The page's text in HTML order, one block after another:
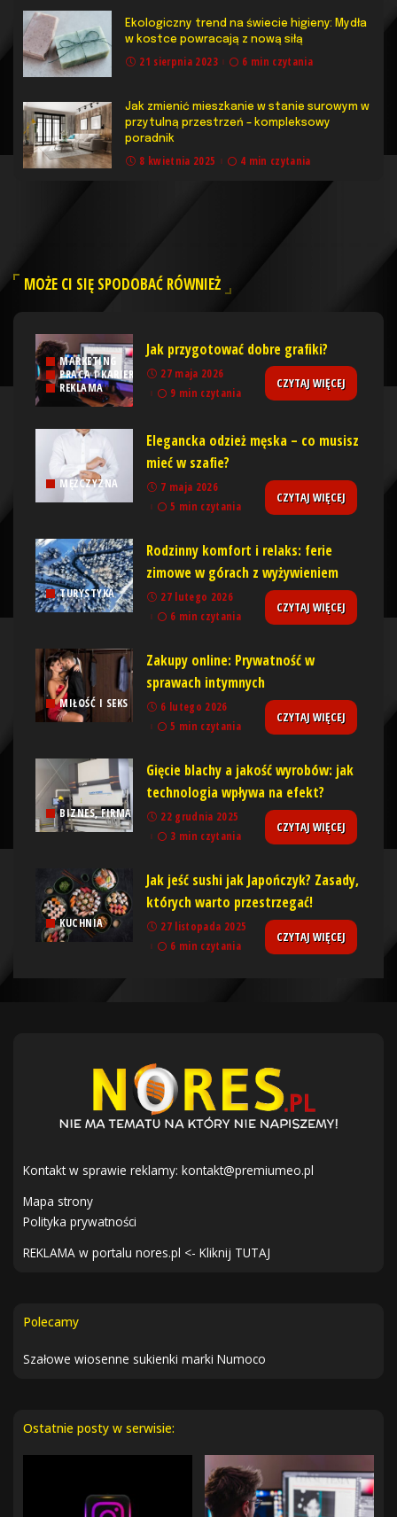
Ekologiczny trend na świecie higieny: Mydła
w kostce powracają z nową siłą
21 sierpnia 2023 6 min czytania
Jak zmienić mieszkanie w stanie surowym w
przytulną przestrzeń – kompleksowy
poradnik
8 kwietnia 2025 4 min czytania
MOŻE CI SIĘ SPODOBAĆ RÓWNIEŻ
MARKETING
PRACA I KARIERA
REKLAMA
Jak przygotować dobre grafiki?
27 maja 2026
9 min czytania
CZYTAJ WIĘCEJ
MĘŻCZYZNA
Elegancka odzież męska – co musisz
mieć w szafie?
7 maja 2026
5 min czytania
CZYTAJ WIĘCEJ
TURYSTYKA
Rodzinny komfort i relaks: ferie
zimowe w górach z wyżywieniem
27 lutego 2026
6 min czytania
CZYTAJ WIĘCEJ
MIŁOŚĆ I SEKS
Zakupy online: Prywatność w
sprawach intymnych
6 lutego 2026
5 min czytania
CZYTAJ WIĘCEJ
BIZNES, FIRMA
Gięcie blachy a jakość wyrobów: jak
technologia wpływa na efekt?
22 grudnia 2025
3 min czytania
CZYTAJ WIĘCEJ
KUCHNIA
Jak jeść sushi jak Japończyk? Zasady,
których warto przestrzegać!
27 listopada 2025
6 min czytania
CZYTAJ WIĘCEJ
Kontakt w sprawie reklamy: kontakt@premiumeo.pl
Mapa strony
Polityka prywatności
REKLAMA w portalu nores.pl <- Kliknij TUTAJ
Polecamy
Szałowe wiosenne sukienki marki Numoco
Ostatnie posty w serwisie: